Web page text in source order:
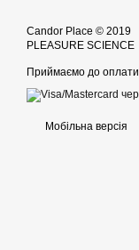
Candor Place © 2019
PLEASURE SCIENCE
Приймаємо до оплати
Мобільна версія